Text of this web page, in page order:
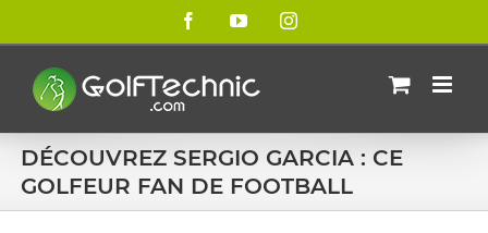
au
contenu
FacebookYouTubeInstagram
DÉCOUVREZ SERGIO GARCIA : CE
GOLFEUR FAN DE FOOTBALL